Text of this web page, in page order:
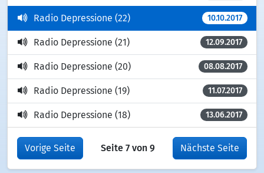
Radio Depressione (22) 10.10.2017
Radio Depressione (21) 12.09.2017
Radio Depressione (20) 08.08.2017
Radio Depressione (19) 11.07.2017
Radio Depressione (18) 13.06.2017
Vorige Seite Seite 7 von 9 Nächste Seite